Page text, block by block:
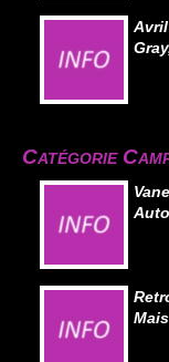
Avril
Catégorie